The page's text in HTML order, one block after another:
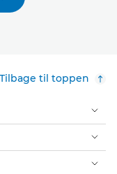
Tilbage til toppen